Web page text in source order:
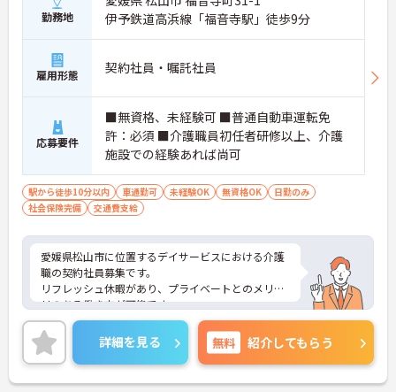
勤務地
伊予鉄道高浜線「福音寺駅」徒歩9分
雇用形態 契約社員・嘱託社員
応募要件
■無資格、未経験可 ■普通自動車運転免
許：必須 ■介護職員初任者研修以上、介護
施設での経験あれば尚可
駅から徒歩10分以内 車通勤可 未経験OK 無資格OK
日勤のみ
社会保険完備
交通費支給
愛媛県松山市に位置するデイサービスにおける介護
職の契約社員募集です。
リフレッシュ休暇があり、プライベートとのメリハ
リのある働き方が可能です。
また研修制度や正社員登用制度もあり働きながらス
キルアップが目指せる環境です。
ご興味のある方には、面接対策ポイントなど、さら
に詳細をご案内しますのでお気軽にご相談くださ
い！
詳細を見る 無料 紹介してもらう